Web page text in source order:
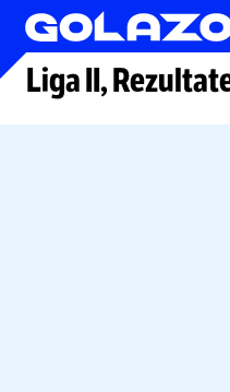
Arhiva fotbal
Liga II,